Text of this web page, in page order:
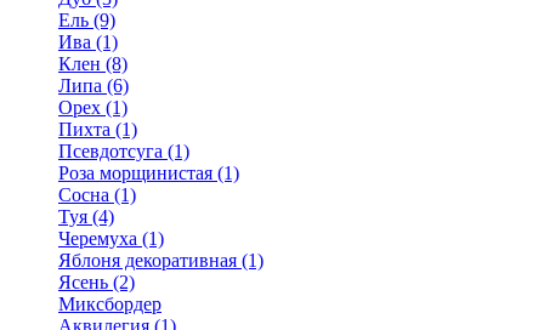
Ель (9)
Ива (1)
Клен (8)
Липа (6)
Орех (1)
Пихта (1)
Псевдотсуга (1)
Роза морщинистая (1)
Сосна (1)
Туя (4)
Черемуха (1)
Яблоня декоративная (1)
Ясень (2)
Миксбордер
Аквилегия (1)